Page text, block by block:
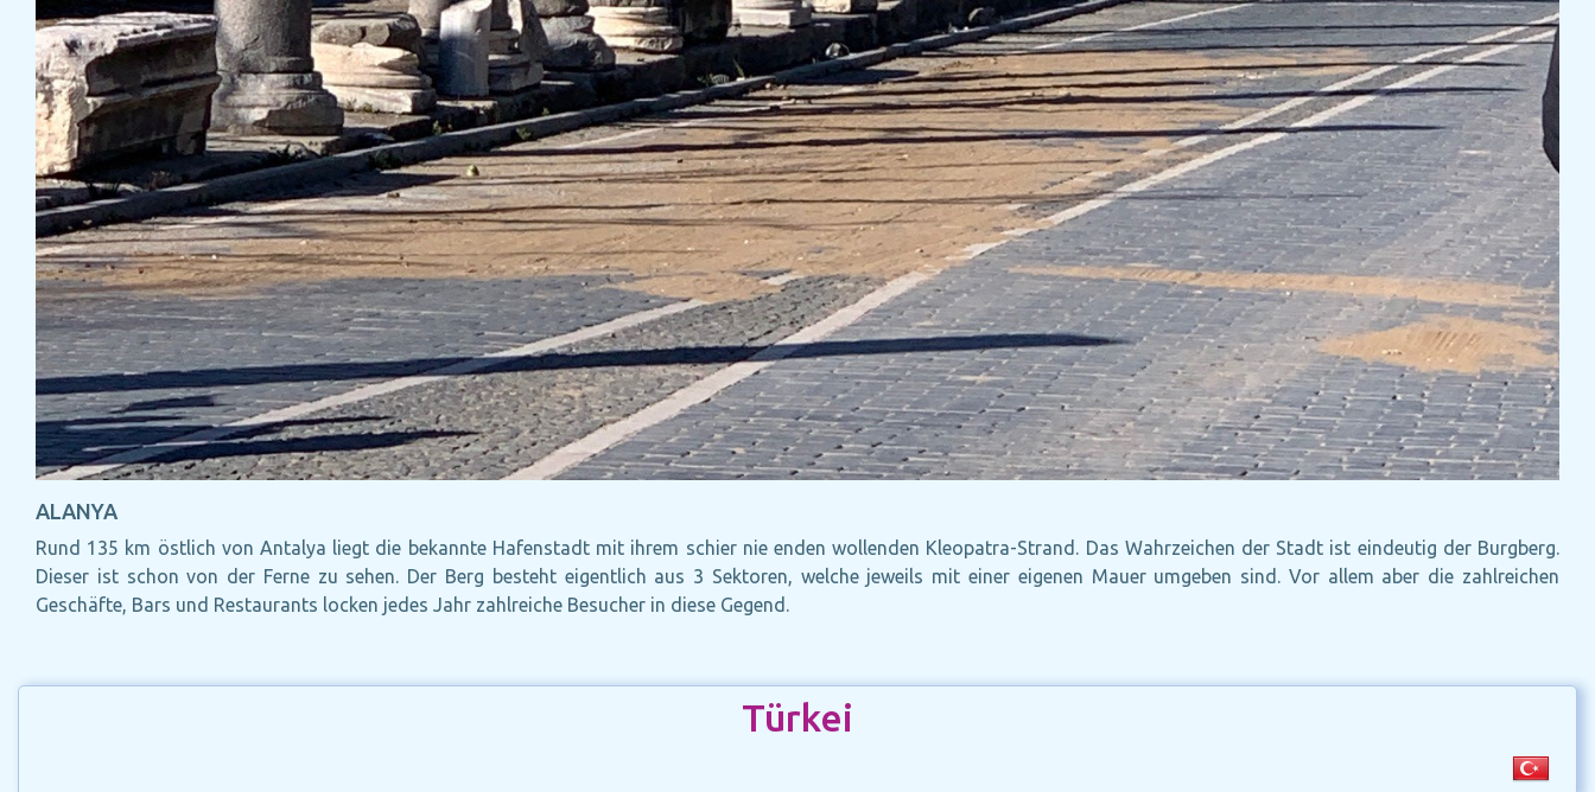
ALANYA
Rund 135 km östlich von Antalya liegt die bekannte Hafenstadt mit ihrem schier nie enden wollenden Kleopatra-Strand. Das Wahrzeichen der Stadt ist eindeutig der Burgberg.
Dieser ist schon von der Ferne zu sehen. Der Berg besteht eigentlich aus 3 Sektoren, welche jeweils mit einer eigenen Mauer umgeben sind. Vor allem aber die zahlreichen
Geschäfte, Bars und Restaurants locken jedes Jahr zahlreiche Besucher in diese Gegend.
Türkei